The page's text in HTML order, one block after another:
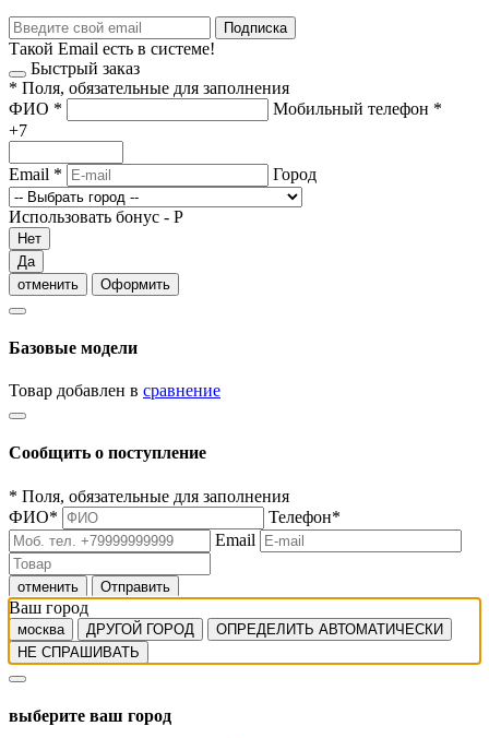
Подписка
Такой Email есть в системе!
Быстрый заказ
* Поля, обязательные для заполнения
ФИО * Мобильный телефон *
+7
Email * Город
Использовать бонус - Р
Нет
Да
отменить
Оформить
Базовые модели
Товар добавлен в сравнение
Сообщить о поступление
* Поля, обязательные для заполнения
ФИО* Телефон*
Email
отменить Отправить
Ваш город
москва ДРУГОЙ ГОРОД
ОПРЕДЕЛИТЬ АВТОМАТИЧЕСКИ
НЕ СПРАШИВАТЬ
выберите ваш город